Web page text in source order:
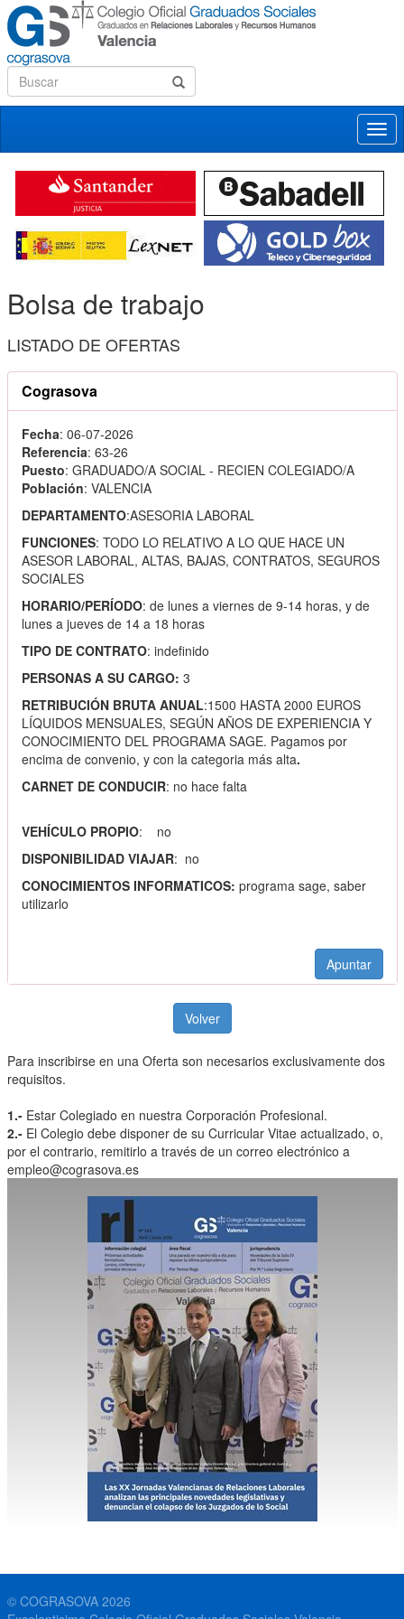
Bolsa de trabajo
LISTADO DE OFERTAS
Cograsova
Fecha: 06-07-2026
Referencia: 63-26
Puesto: GRADUADO/A SOCIAL - RECIEN COLEGIADO/A
Población: VALENCIA
DEPARTAMENTO:ASESORIA LABORAL
FUNCIONES: TODO LO RELATIVO A LO QUE HACE UN
ASESOR LABORAL, ALTAS, BAJAS, CONTRATOS, SEGUROS
SOCIALES
HORARIO/PERÍODO: de lunes a viernes de 9-14 horas, y de
lunes a jueves de 14 a 18 horas
TIPO DE CONTRATO: indefinido
PERSONAS A SU CARGO: 3
RETRIBUCIÓN BRUTA ANUAL:1500 HASTA 2000 EUROS
LÍQUIDOS MENSUALES, SEGÚN AÑOS DE EXPERIENCIA Y
CONOCIMIENTO DEL PROGRAMA SAGE. Pagamos por
encima de convenio, y con la categoria más alta.
CARNET DE CONDUCIR: no hace falta
VEHÍCULO PROPIO: no
DISPONIBILIDAD VIAJAR: no
CONOCIMIENTOS INFORMATICOS: programa sage, saber
utilizarlo
Apuntar
Volver
Para inscribirse en una Oferta son necesarios exclusivamente dos
requisitos.
1.-Estar Colegiado en nuestra Corporación Profesional.
2.-El Colegio debe disponer de su Curricular Vitae actualizado, o,
por el contrario, remitirlo a través de un correo electrónico a
empleo@cograsova.es
© COGRASOVA 2026